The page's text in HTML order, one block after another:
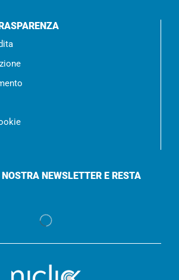
NEWSLETTER E RESTA